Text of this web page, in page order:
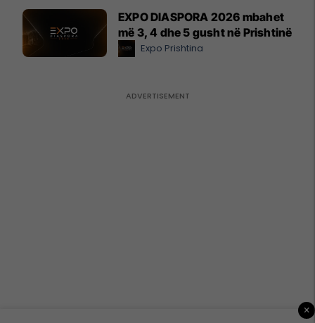
EXPO DIASPORA 2026 mbahet
më 3, 4 dhe 5 gusht në Prishtinë
Expo Prishtina
×